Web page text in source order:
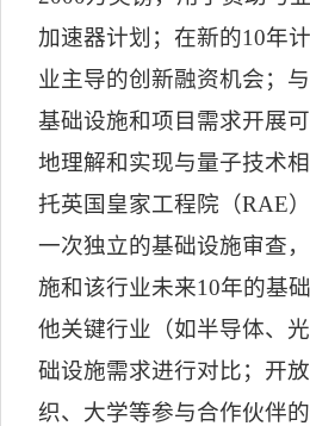
加速器计划；在新的10年
业主导的创新融资机会；
基础设施和项目需求开展
地理解和实现与量子技术
托英国皇家工程院（RAE
一次独立的基础设施审查
施和该行业未来10年的基
他关键行业（如半导体、
础设施需求进行对比；开
织、大学等参与合作伙伴